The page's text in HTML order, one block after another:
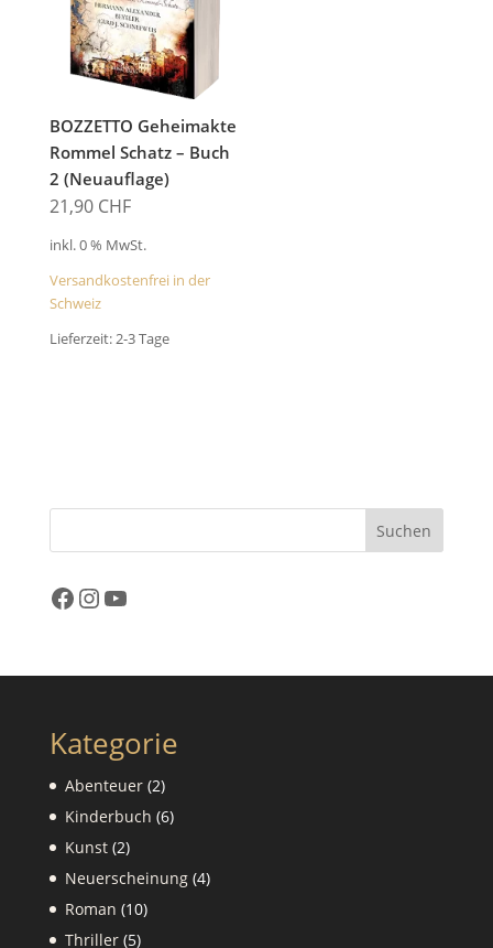
BOZZETTO Geheimakte
Rommel Schatz – Buch
2 (Neuauflage)
21,90 CHF
inkl. 0 % MwSt.
Versandkostenfrei in der
Schweiz
Lieferzeit:2-3 Tage
Suchen
Facebook
Instagram
YouTube
Kategorie
Abenteuer 22
Produkte
Kinderbuch 66
Kunst 22
Produkte
Neuerscheinung 44
Roman 1010
Thriller 55